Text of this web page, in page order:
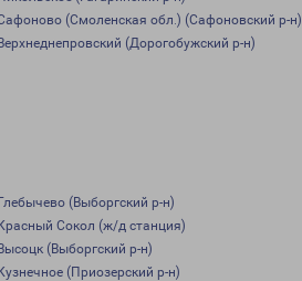
(Смоленская обл.) (Сафоновский р-н)
(Дорогобужский р-н)
(Выборгский р-н)
Сокол (ж/д станция)
(Выборгский р-н)
(Приозерский р-н)